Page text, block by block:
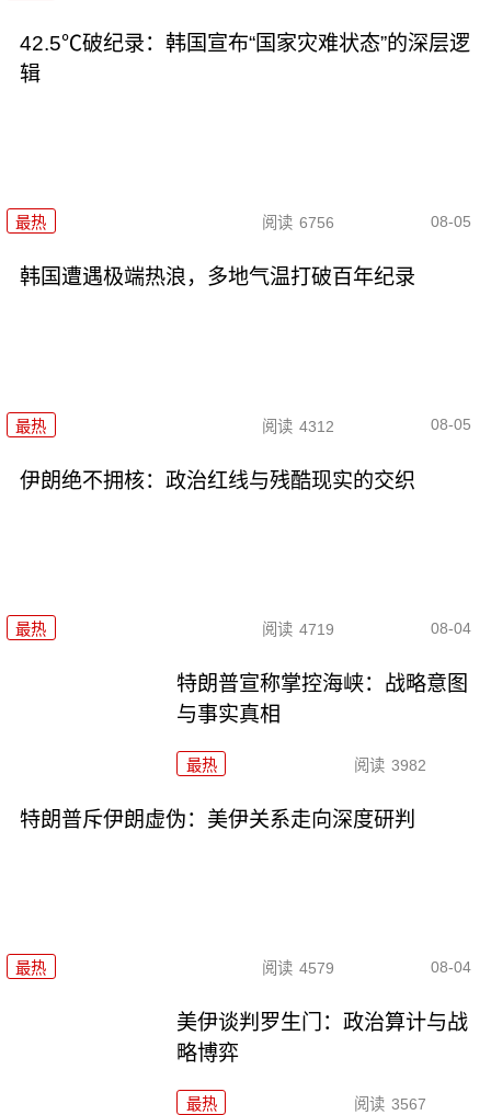
42.5℃破纪录：韩国宣布“国家灾难状态”的深层逻
辑
最热 阅读 6756 08-05
韩国遭遇极端热浪，多地气温打破百年纪录
最热 阅读 4312 08-05
伊朗绝不拥核：政治红线与残酷现实的交织
最热 阅读 4719 08-04
特朗普宣称掌控海峡：战略意图
与事实真相
最热 阅读 3982
特朗普斥伊朗虚伪：美伊关系走向深度研判
最热 阅读 4579 08-04
美伊谈判罗生门：政治算计与战
略博弈
最热 阅读 3567